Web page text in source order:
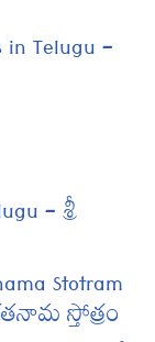
Telugu –
– శ్రీ
Stotram
స్తోత్రం